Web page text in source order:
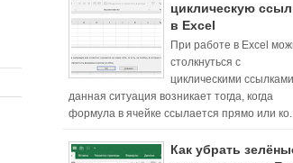
циклическую
в Excel
При работе в Excel
столкнуться с
циклическими ссылками,
данная ситуация возникает тогда, когда
формула в ячейке ссылается прямо или ко...
Как убрать